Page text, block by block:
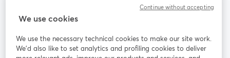
StreamYard：
参加する
We use cookies
We use the necessary technical cookies to make our site work.
We'd also like to set analytics and profiling cookies to deliver
Continue without accepting